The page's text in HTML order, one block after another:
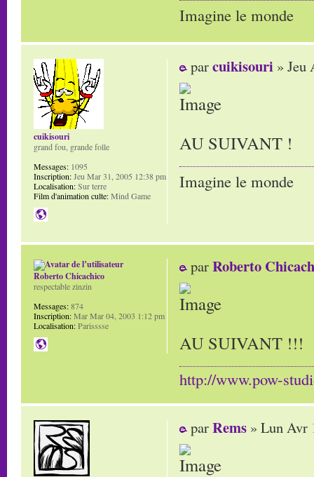
Imagine le monde
parcuikisouri » Jeu
AU SUIVANT !
Imagine le monde
cuikisouri
grand fou, grande folle
Messages: 1095
Inscription:Jeu Mar 31, 2005 12:38 pm
Localisation:Sur terre
Film d'animation culte:Mind Game
parRoberto
AU SUIVANT !!!
http://www.pow-
Roberto Chicachico
respectable zinzin
Messages:874
Inscription:Mar Mar 04, 2003 1:12 pm
Localisation:Parisssse
parRems » Lun Avr